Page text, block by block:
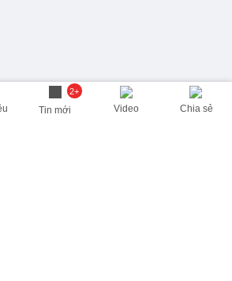
2+
Tin mới Video Chia sẻ